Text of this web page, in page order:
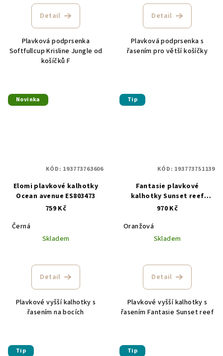
Detail
Plavková podprsenka
Softfullcup Krisline Jungle od
košíčků F
Detail
Plavková podprsenka s
řasením pro větší košíčky
Novinka
Elomi plavkové kalhotky
Ocean avenue ES803473
759 Kč
Černá
Skladem
Detail
Plavkové vyšší kalhotky s
řasením na bocích
KÓD: 193773763606
Tip
Fantasie plavkové
kalhotky Sunset reef
FS507071HET oranžová
970 Kč
Oranžová
Skladem
Detail
Plavkové vyšší kalhotky s
řasením Fantasie Sunset reef
KÓD: 193773751139
Tip Tip